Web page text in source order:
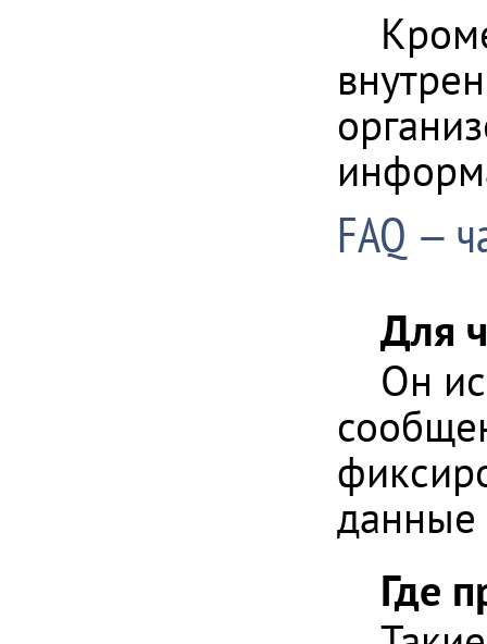
FAQ —
Для
Он
данные
Где